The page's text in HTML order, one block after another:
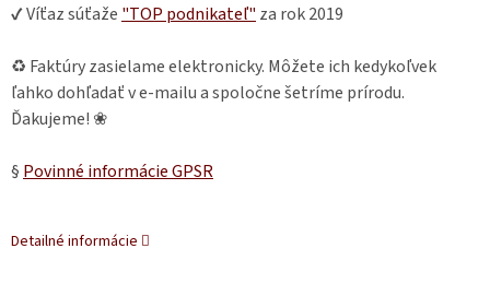
✔ Víťaz súťaže "TOP podnikateľ" za rok 2019
♻ Faktúry zasielame elektronicky. Môžete ich kedykoľvek
ľahko dohľadať v e-mailu a spoločne šetríme prírodu.
Ďakujeme! ❀
§ Povinné informácie GPSR
Detailné informácie